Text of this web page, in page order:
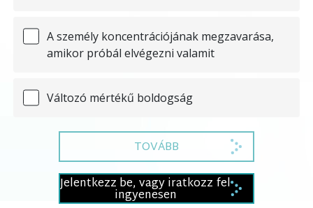
A személy koncentrációjának megzavarása,
amikor próbál elvégezni valamit
Változó mértékű boldogság
TOVÁBB
Jelentkezz be, vagy iratkozz fel
ingyenesen